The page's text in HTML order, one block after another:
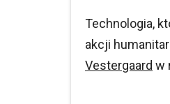
Technologia,
akcji
Vestergaard w